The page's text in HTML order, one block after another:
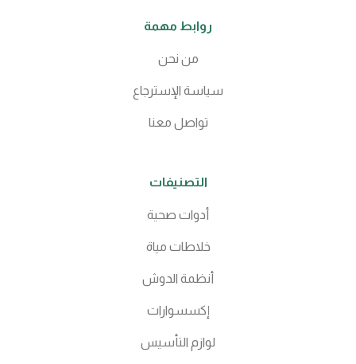
روابط مهمة
من نحن
سياسة الإسترجاع
تواصل معنا
التصنيفات
أدوات صحية
خلاطات مياة
أنظمة الدوش
إكسسوارات
لوازم التأسيس